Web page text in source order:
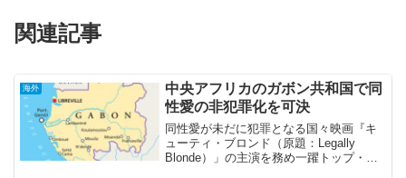
関連記事
海外
中央アフリカのガボン共和国で同
性愛の非犯罪化を可決
同性愛が未だに犯罪となる国々映画『キ
ューティ・ブロンド（原題：Legally
Blonde）」の主演を務め一躍トップ・ス